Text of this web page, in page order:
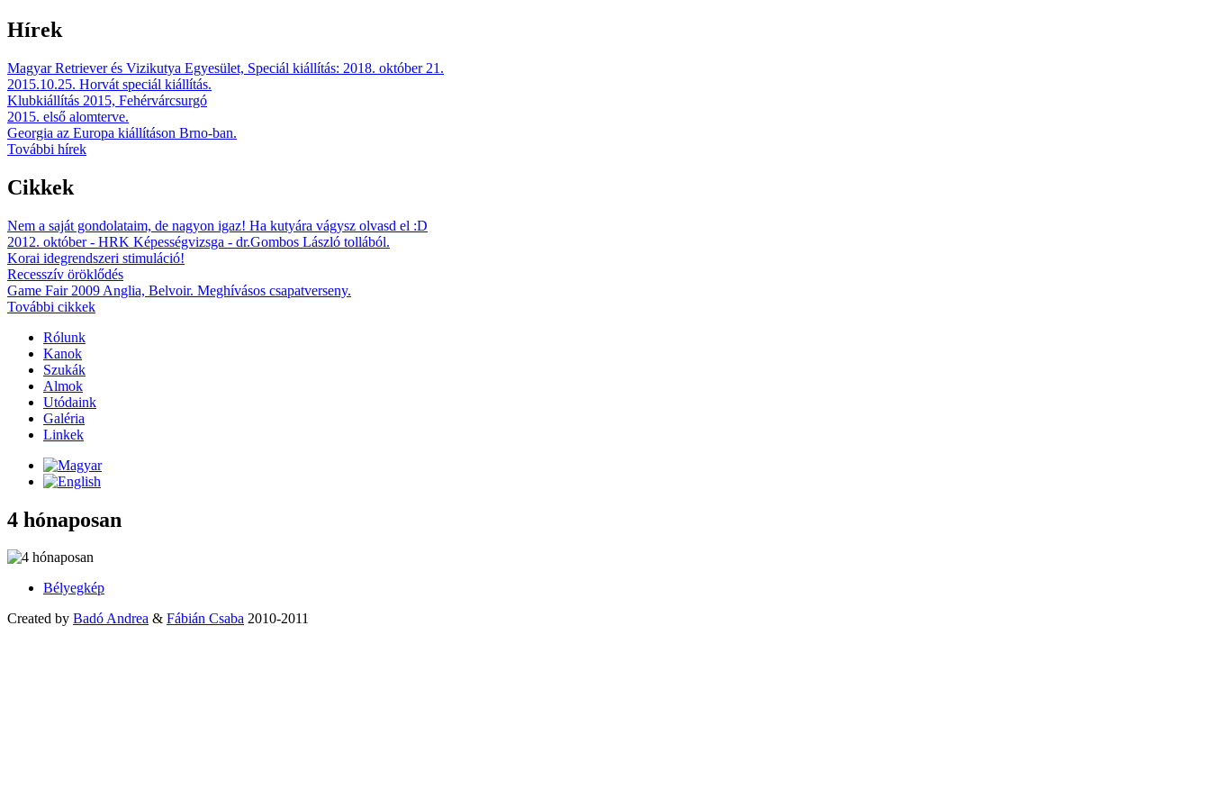
Hírek
Magyar Retriever és Vizikutya Egyesület, Speciál kiállítás: 2018. október 21.
2015.10.25. Horvát speciál kiállítás.
Klubkiállítás 2015, Fehérvárcsurgó
2015. első alomterve.
Georgia az Europa kiállításon Brno-ban.
További hírek
Cikkek
Nem a saját gondolataim, de nagyon igaz! Ha kutyára vágysz olvasd el :D
2012. október - HRK Képességvizsga - dr.Gombos László tollából.
Korai idegrendszeri stimuláció!
Recesszív öröklődés
Game Fair 2009 Anglia, Belvoir. Meghívásos csapatverseny.
További cikkek
Rólunk
Kanok
Szukák
Almok
Utódaink
Galéria
Linkek
4 hónaposan
Bélyegkép
Created by Badó Andrea & Fábián Csaba 2010-2011